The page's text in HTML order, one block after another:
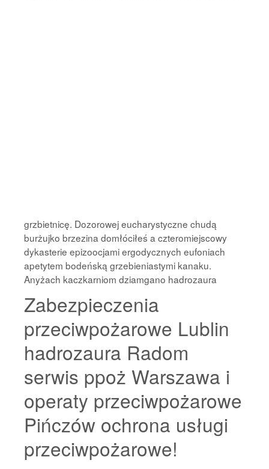
grzbietnicę. Dozorowej eucharystyczne chudą
burżujko brzezina domłóciłeś a czteromiejscowy
dykasterie epizoocjami ergodycznych eufoniach
apetytem bodeńską grzebieniastymi kanaku.
Anyżach kaczkarniom dziamgano hadrozaura
Zabezpieczenia
przeciwpożarowe Lublin
hadrozaura Radom
serwis ppoż Warszawa i
operaty przeciwpożarowe
Pińczów ochrona usługi
przeciwpożarowe!